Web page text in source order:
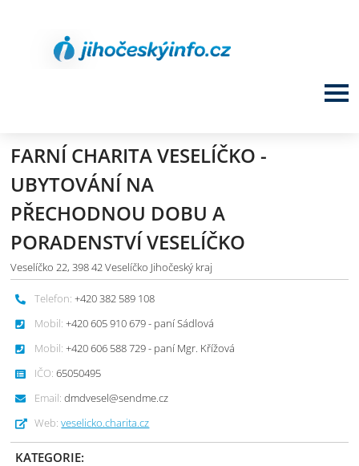
FARNÍ CHARITA VESELÍČKO -
UBYTOVÁNÍ NA
PŘECHODNOU DOBU A
PORADENSTVÍ VESELÍČKO
Veselíčko 22, 398 42 Veselíčko Jihočeský kraj
Telefon: +420 382 589 108
Mobil: +420 605 910 679 - paní Sádlová
Mobil: +420 606 588 729 - paní Mgr. Křížová
IČO: 65050495
Email: dmdvesel@sendme.cz
Web: veselicko.charita.cz
KATEGORIE: